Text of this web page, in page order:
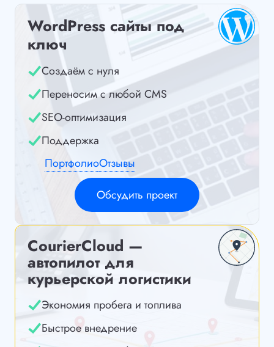
WordPress сайты под
ключ
Создаём с нуля
Переносим с любой CMS
SEO-оптимизация
Поддержка
ПортфолиоОтзывы
Обсудить проект
CourierCloud —
автопилот для
курьерской логистики
Экономия пробега и топлива
Быстрое внедрение